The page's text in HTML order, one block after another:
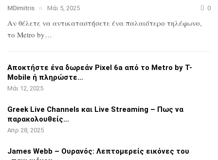
MDimitris Μάι 5, 2025 0
Αν θέλετε να αντικαταστήσετε ένα παλαιότερο τηλέφωνο,
το Metro by…
Αποκτήστε ένα δωρεάν Pixel 6a από το Metro by T-
Mobile ή πληρώστε…
Μάι 12, 2025
Greek Live Channels και Live Streaming – Πως να
παρακολουθείς…
Απρ 28, 2025
James Webb – Ουρανός: Λεπτομερείς εικόνες του